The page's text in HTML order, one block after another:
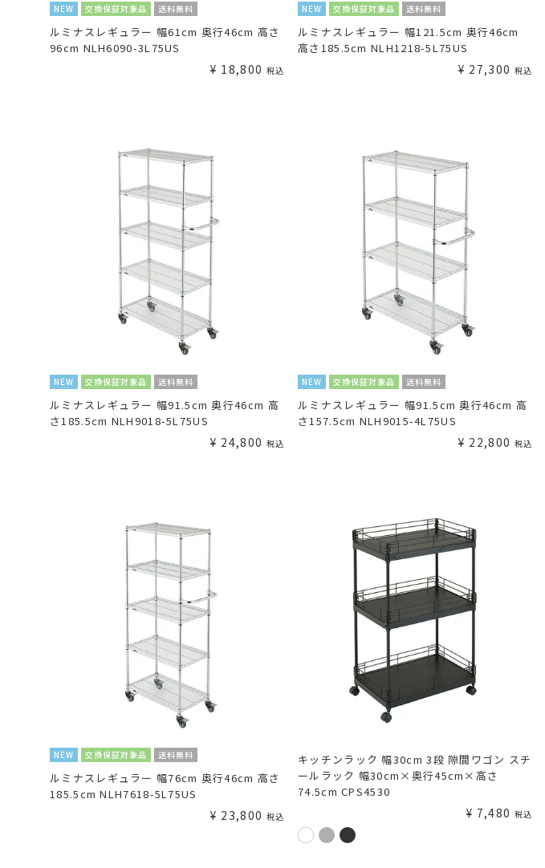
NEW 交換保証対象品 送料無料
ルミナスレギュラー 幅61cm 奥行46cm 高さ
96cm NLH6090-3L75US
¥ 18,800 税込
NEW 交換保証対象品 送料無料
ルミナスレギュラー 幅121.5cm 奥行46cm
高さ185.5cm NLH1218-5L75US
¥ 27,300 税込
NEW 交換保証対象品 送料無料
ルミナスレギュラー 幅91.5cm 奥行46cm 高
さ185.5cm NLH9018-5L75US
¥ 24,800 税込
NEW 交換保証対象品 送料無料
ルミナスレギュラー 幅91.5cm 奥行46cm 高
さ157.5cm NLH9015-4L75US
¥ 22,800 税込
NEW 交換保証対象品 送料無料
ルミナスレギュラー 幅76cm 奥行46cm 高さ
185.5cm NLH7618-5L75US
¥ 23,800 税込
キッチンラック 幅30cm 3段 隙間ワゴン スチ
ールラック 幅30cm×奥行45cm×高さ
74.5cm CPS4530
¥ 7,480 税込